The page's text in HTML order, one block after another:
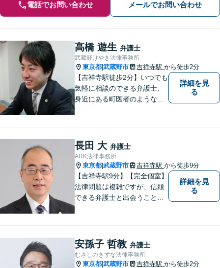
電話でお問い合わせ メールでお問い合わせ
高橋 遊生 弁護士
武蔵野けやき法律事務所
東京都 武蔵野市 吉祥寺駅 から徒歩2分
【吉祥寺駅徒歩2分】いつでも
気軽に相談のできる弁護士、
身近にある町医者のような弁
みます。お気軽にご相談くだ
さい。
詳細を見
る
長田 大 弁護士
ARK法律事務所
東京都 武蔵野市 吉祥寺駅 から徒歩9分
【吉祥寺駅9分】【完全個室】
法律問題は複雑ですが、信頼
できる弁護士と出会うことで
さい。一緒に最善の解決策を
見つけましょう。【迅速な対
応】
詳細を見
る
安孫子 哲教 弁護士
むさしのきずな法律事務所
東京都 武蔵野市 吉祥寺駅 から徒歩2分